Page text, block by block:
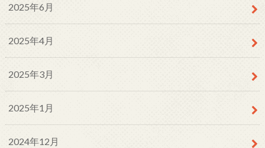
2025年6月
2025年4月
2025年3月
2025年1月
2024年12月